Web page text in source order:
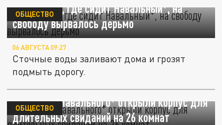
Из колонии, где сидит Навальный*, на
свободу вырвалось дерьмо
ОБЩЕСТВО
06 АВГУСТА 09:27
Сточные воды заливают дома и грозят
подмыть дорогу.
В колонии Навального* открыли корпус для
длительных свиданий на 26 комнат
ОБЩЕСТВО